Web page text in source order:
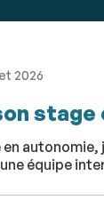
2026
stage
en
équipe